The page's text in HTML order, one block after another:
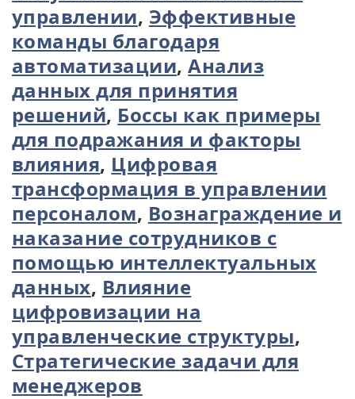
управлении, Эффективные
команды благодаря
автоматизации,Анализ
данных для принятия
решений, Боссы как примеры
для подражания и факторы
влияния, Цифровая
трансформация в управлении
персоналом, Вознаграждение и
наказание сотрудников с
помощью интеллектуальных
данных, Влияние
цифровизации на
управленческие структуры,
Стратегические задачи для
менеджеров